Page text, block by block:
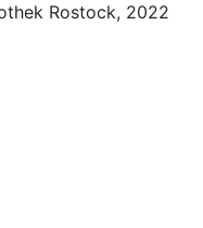
Rostock, 2022